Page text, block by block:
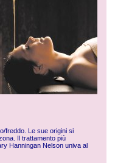
freddo. Le sue origini si
Il trattamento più
Hanningan Nelson univa al